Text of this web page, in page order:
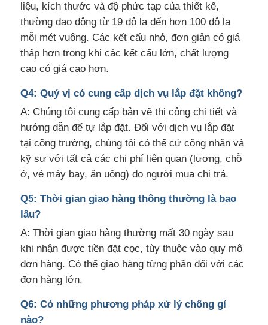
liệu, kích thước và độ phức tạp của thiết kế,
thường dao động từ 19 đô la đến hơn 100 đô la
mỗi mét vuông. Các kết cấu nhỏ, đơn giản có giá
thấp hơn trong khi các kết cấu lớn, chất lượng
cao có giá cao hơn.
Q4: Quý vị có cung cấp dịch vụ lắp đặt không?
A: Chúng tôi cung cấp bản vẽ thi công chi tiết và
hướng dẫn để tự lắp đặt. Đối với dịch vụ lắp đặt
tại công trường, chúng tôi có thể cử công nhân và
kỹ sư với tất cả các chi phí liên quan (lương, chỗ
ở, vé máy bay, ăn uống) do người mua chi trả.
Q5: Thời gian giao hàng thông thường là bao
lâu?
A: Thời gian giao hàng thường mất 30 ngày sau
khi nhận được tiền đặt cọc, tùy thuộc vào quy mô
đơn hàng. Có thể giao hàng từng phần đối với các
đơn hàng lớn.
Q6: Có những phương pháp xử lý chống gỉ
nào?